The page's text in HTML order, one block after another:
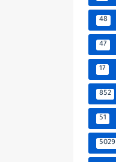
48
47
17
852
51
5029